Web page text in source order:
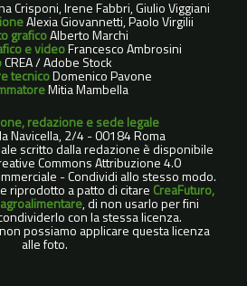
Crisponi, Irene Fabbri, Giulio Viggiani
Alexia Giovannetti, Paolo Virgilii
graficoAlberto Marchi
e videoFrancesco Ambrosini
CREA / Adobe Stock
tecnicoDomenico Pavone
Mitia Mambella
redazione e sede legale
Navicella, 2/4 - 00184 Roma
scritto dalla redazione è disponibile
Commons Attribuzione 4.0
- Condividi allo stesso modo.
riprodotto a patto di citare CreaFuturo,
, di non usarlo per fini
con la stessa licenza.
possiamo applicare questa licenza
alle foto.